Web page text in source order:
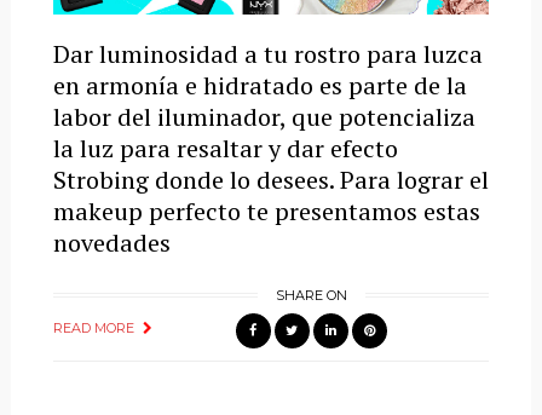
Dar luminosidad a tu rostro para luzca
en armonía e hidratado es parte de la
labor del iluminador, que potencializa
la luz para resaltar y dar efecto
Strobing donde lo desees. Para lograr el
makeup perfecto te presentamos estas
novedades
READ MORE
SHARE ON